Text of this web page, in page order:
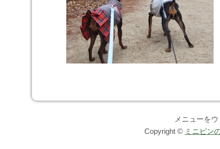
メニューをウ
Copyright © ミニピン